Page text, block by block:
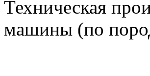
Техническая
машины (по